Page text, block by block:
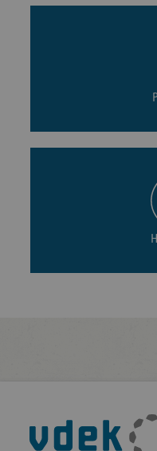
Fußleisten-
Navigation